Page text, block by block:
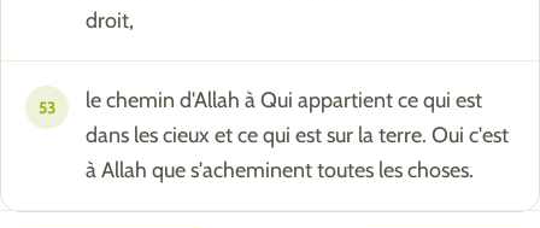
droit,
53
le chemin d'Allah à Qui appartient ce qui est
dans les cieux et ce qui est sur la terre. Oui c'est
à Allah que s'acheminent toutes les choses.